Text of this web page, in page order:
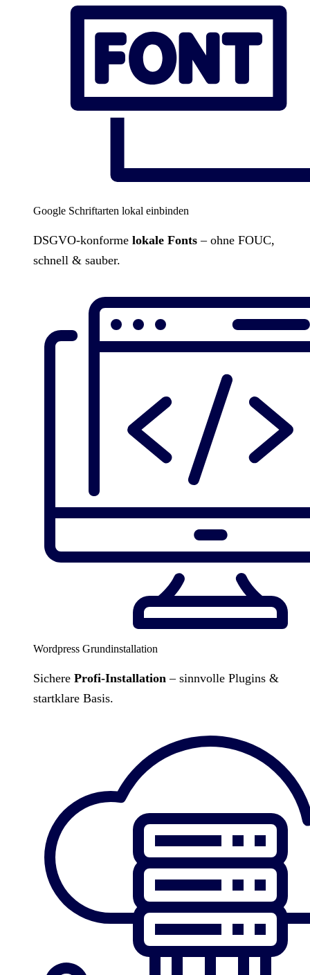
Google Schriftarten lokal einbinden
DSGVO-konforme lokale Fonts – ohne FOUC,
schnell & sauber.
Wordpress Grundinstallation
Sichere Profi-Installation – sinnvolle Plugins &
startklare Basis.